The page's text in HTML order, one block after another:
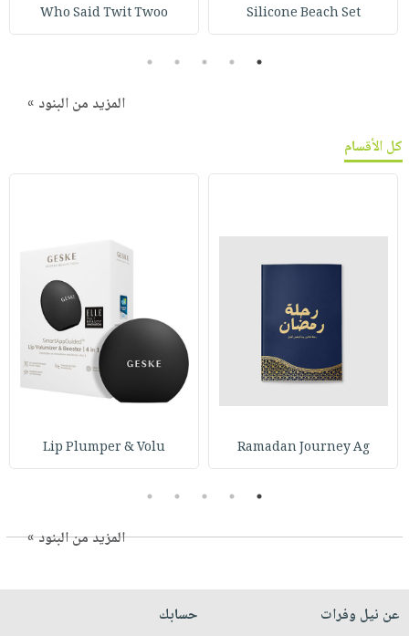
Silicone Beach Set
Who Said Twit Twoo
1
2
3
4
5
المزيد من البنود »
كل الأقسام
Ramadan Journey Ag
Lip Plumper & Volu
1
2
3
4
5
المزيد من البنود »
عن نيل وفرات
حسابك